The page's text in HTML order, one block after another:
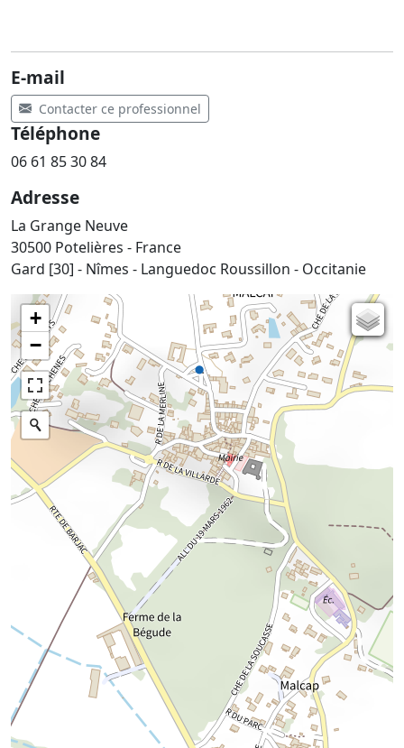
E-mail
Contacter ce professionnel
Téléphone
06 61 85 30 84
Adresse
La Grange Neuve
30500 Potelières - France
Gard [30] - Nîmes - Languedoc Roussillon - Occitanie
+
−
Parcellaire cadastral
Plan IGN
Photographies aériennes